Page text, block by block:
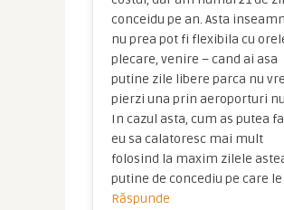
conceidu pe an. Asta
nu prea pot fi flexibila cu
plecare, venire – cand ai asa
putine zile libere parca nu
pierzi una prin aeroporturi
In cazul asta, cum as putea
eu sa calatoresc mai mult
folosind la maxim zilele
putine de concediu pe care le
Răspunde